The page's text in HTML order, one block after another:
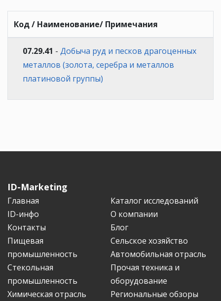
Код / Наименование/ Примечания
07.29.41 - Добыча руд и песков драгоценных
металлов (золота, серебра и металлов
платиновой группы)
ID-Marketing
Главная
Каталог исследований
ID-инфо
О компании
Контакты
Блог
Пищевая
промышленность
Сельское хозяйство
Автомобильная отрасль
Стекольная
промышленность
Прочая техника и
оборудование
Химическая отрасль
Региональные обзоры